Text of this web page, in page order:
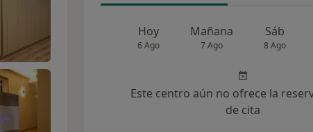
Hoy
6 Ago
Mañana
7 Ago
Sáb
8 Ago
Este centro aún no ofrece la
de cita